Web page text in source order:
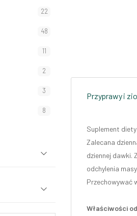
22
48
11
2
3
8
Przyprawy i
Suplement
Zalecana
dziennej dawki.
odchylenia
Przechowywać
Właściwości